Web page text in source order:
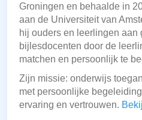
Groningen en behaalde in
aan de Universiteit van
hij ouders en leerlingen aan
bijlesdocenten door de
matchen en persoonlijk te
Zijn missie: onderwijs
met persoonlijke
ervaring en vertrouwen.